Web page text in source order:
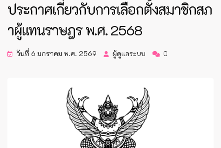
ประกาศเกี่ยวกับการเลือกตั้งสมาชิกสภ
าผู้แทนราษฎร พ.ศ. 2568
วันที่ 6 มกราคม พ.ศ. 2569 ผู้ดูแลระบบ 0